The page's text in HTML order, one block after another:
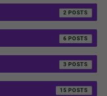
2
6
3
15